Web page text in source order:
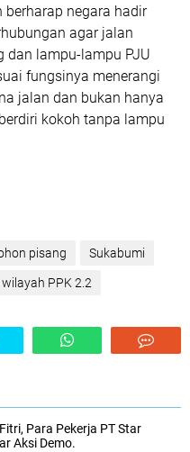
negara hadir
agar jalan
dan lampu-lampu PJU
fungsinya menerangi
jalan dan bukan hanya
kokoh tanpa lampu
pisang Sukabumi
wilayah PPK 2.2
Para Pekerja PT Star
Aksi Demo.